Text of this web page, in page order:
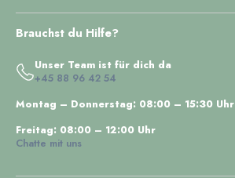
Brauchst du Hilfe?
Unser Team ist für dich da
+45 88 96 42 54
Montag – Donnerstag: 08:00 – 15:30 Uhr
Freitag: 08:00 – 12:00 Uhr
Chatte mit uns